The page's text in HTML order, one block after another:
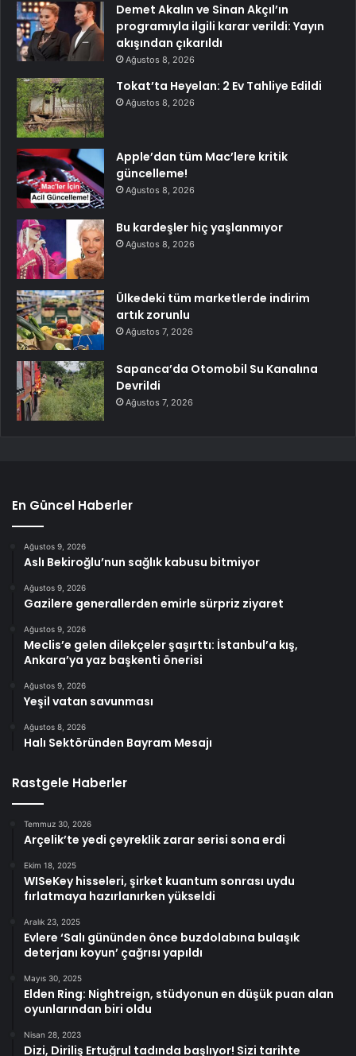
Demet Akalın ve Sinan Akçıl’ın
programıyla ilgili karar verildi: Yayın
akışından çıkarıldı
Ağustos 8, 2026
Tokat’ta Heyelan: 2 Ev Tahliye Edildi
Ağustos 8, 2026
Apple’dan tüm Mac’lere kritik
güncelleme!
Ağustos 8, 2026
Bu kardeşler hiç yaşlanmıyor
Ağustos 8, 2026
Ülkedeki tüm marketlerde indirim
artık zorunlu
Ağustos 7, 2026
Sapanca’da Otomobil Su Kanalına
Devrildi
Ağustos 7, 2026
En Güncel Haberler
Ağustos 9, 2026
Aslı Bekiroğlu’nun sağlık kabusu bitmiyor
Ağustos 9, 2026
Gazilere generallerden emirle sürpriz ziyaret
Ağustos 9, 2026
Meclis’e gelen dilekçeler şaşırttı: İstanbul’a kış,
Ankara’ya yaz başkenti önerisi
Ağustos 9, 2026
Yeşil vatan savunması
Ağustos 8, 2026
Halı Sektöründen Bayram Mesajı
Rastgele Haberler
Temmuz 30, 2026
Arçelik’te yedi çeyreklik zarar serisi sona erdi
Ekim 18, 2025
WISeKey hisseleri, şirket kuantum sonrası uydu
fırlatmaya hazırlanırken yükseldi
Aralık 23, 2025
Evlere ‘Salı gününden önce buzdolabına bulaşık
deterjanı koyun’ çağrısı yapıldı
Mayıs 30, 2025
Elden Ring: Nightreign, stüdyonun en düşük puan alan
oyunlarından biri oldu
Nisan 28, 2023
Dizi, Diriliş Ertuğrul tadında başlıyor! Sizi tarihte